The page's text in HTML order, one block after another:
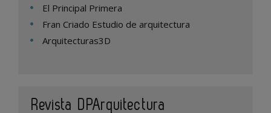
El Principal Primera
Fran Criado Estudio de arquitectura
Arquitecturas3D
Revista DPArquitectura